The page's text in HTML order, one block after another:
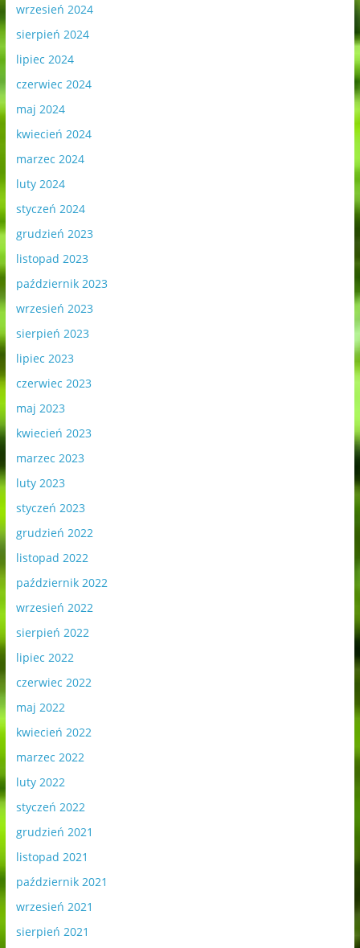
wrzesień 2024
sierpień 2024
lipiec 2024
czerwiec 2024
maj 2024
kwiecień 2024
marzec 2024
luty 2024
styczeń 2024
grudzień 2023
listopad 2023
październik 2023
wrzesień 2023
sierpień 2023
lipiec 2023
czerwiec 2023
maj 2023
kwiecień 2023
marzec 2023
luty 2023
styczeń 2023
grudzień 2022
listopad 2022
październik 2022
wrzesień 2022
sierpień 2022
lipiec 2022
czerwiec 2022
maj 2022
kwiecień 2022
marzec 2022
luty 2022
styczeń 2022
grudzień 2021
listopad 2021
październik 2021
wrzesień 2021
sierpień 2021